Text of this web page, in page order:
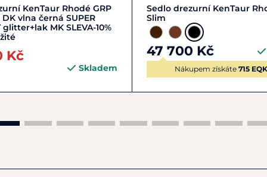
Do košíku
KenTaur Rhodé GRP
DK vlna černá SUPER
glitter+lak MK SLEVA-10%
Kč
Skladem
16,5" 17" 17,5"
Sedlo drezurní KenTaur
Slim
47 700 Kč
Nákupem získáte 715 EQK